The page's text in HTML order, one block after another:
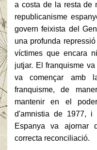
a costa de la resta de
republicanisme
govern feixista del
una profunda
víctimes que encara
jutjar. El franquisme
va començar amb
franquisme, de
mantenir en el
d'amnistia de 1977, i
Espanya va ajornar
correcta reconciliació.